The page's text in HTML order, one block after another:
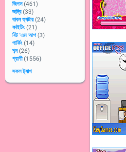
জিগস (461)
জম্বি (33)
বাবল শ্যুটার (24)
ফাইটিং (21)
বিট 'এম আপ (3)
পার্কিং (14)
শব্দ (26)
প্রাণী (1556)
সকল ট্যাগ